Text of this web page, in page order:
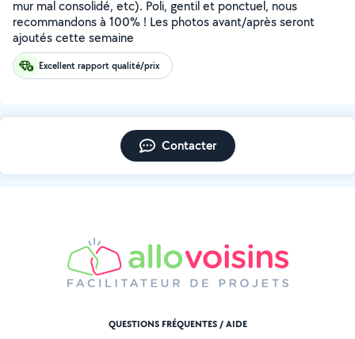
mur mal consolidé, etc). Poli, gentil et ponctuel, nous
recommandons à 100% ! Les photos avant/après seront
ajoutés cette semaine
Excellent rapport qualité/prix
Contacter
QUESTIONS FRÉQUENTES / AIDE